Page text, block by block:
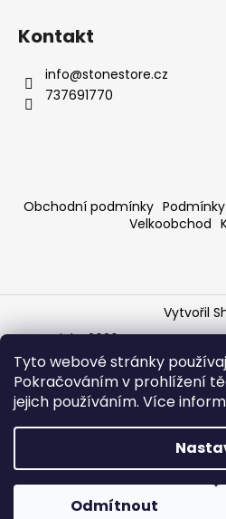
Tyto webové stránky
Pokračováním v prohlížení
jejich používáním. Více
Odmítnout
Kontakt
info@stonestore.cz
737691770
Obchodní podmínky
Velkoobchod
Vytvořil
Copyright 2026STONESTORE.
Upravit